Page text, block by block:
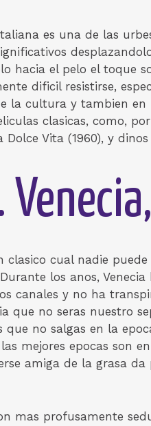
es una de las
hacia el pelo el toque
dificil resistirse,
la cultura y tambien en
clasicas, como,
Dolce Vita (1960), y
clasico cual nadie
los anos,
canales y no ha
que no seras nuestro
que no salgas en la
mejores epocas son
amiga de la grasa
mas profusamente